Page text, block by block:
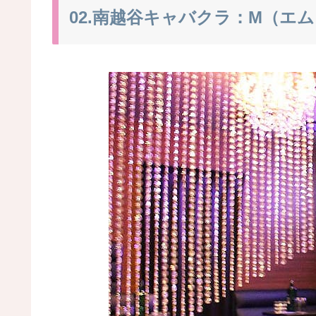
02.南越谷キャバクラ：M（エ